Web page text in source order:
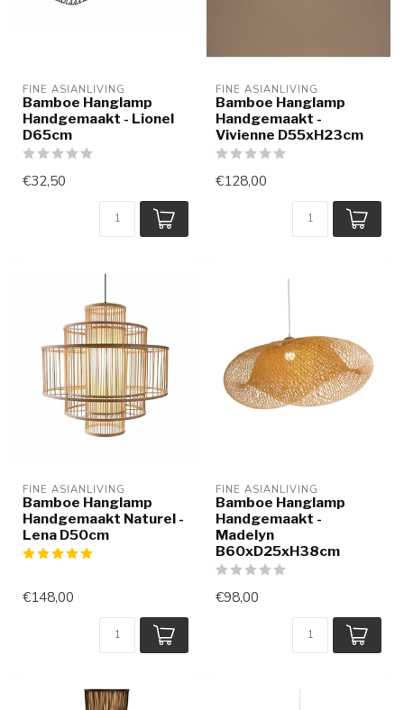
FINE ASIANLIVING
Bamboe Hanglamp
Handgemaakt - Lionel
D65cm
€32,50
FINE ASIANLIVING
Bamboe Hanglamp
Handgemaakt -
Vivienne D55xH23cm
€128,00
FINE ASIANLIVING
Bamboe Hanglamp
Handgemaakt Naturel -
Lena D50cm
€148,00
FINE ASIANLIVING
Bamboe Hanglamp
Handgemaakt -
Madelyn
B60xD25xH38cm
€98,00